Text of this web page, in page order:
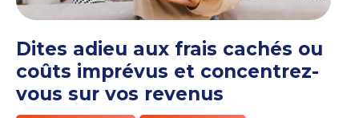
Dites adieu aux frais cachés ou
coûts imprévus et concentrez-
vous sur vos revenus